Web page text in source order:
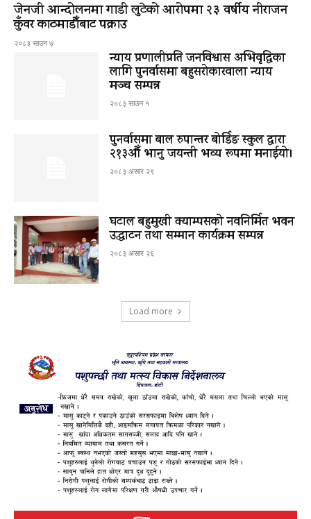
जेनजी आन्दोलनमा गाडी लुटेको आरोपमा २३ वर्षीय नीराजन
कुँवर काठमाडौँबाट पक्राउ
२०८३ साउन ७
न्याय प्रणालीप्रति जनविश्वास अभिवृद्धिका
लागि पुनर्वासमा बहुसरोकारवाला न्याय
मञ्च सम्पन्न
२०८३ साउन १
पुनर्वासमा बाल रुपान्तर बोर्डिङ स्कुल द्धारा
२१३औँ भानु जयन्ती भव्य रूपमा मनाईयो।
२०८३ असार २९
घटाल बहुमुखी क्याम्पसको नवनिर्मित भवन
उद्घाटन तथा सम्मान कार्यक्रम सम्पन्न
२०८३ असार २६
Load more